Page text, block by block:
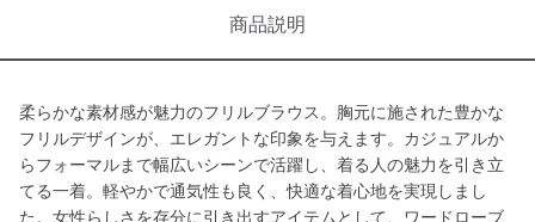
商品説明
柔らかな素材感が魅力のフリルブラウス。胸元に施された豊かな
フリルデザインが、エレガントな印象を与えます。カジュアルか
らフォーマルまで幅広いシーンで活躍し、着る人の魅力を引き立
てる一着。軽やかで通気性も良く、快適な着心地を実現しまし
た。女性らしさを存分に引き出すアイテムとして、ワードローブ